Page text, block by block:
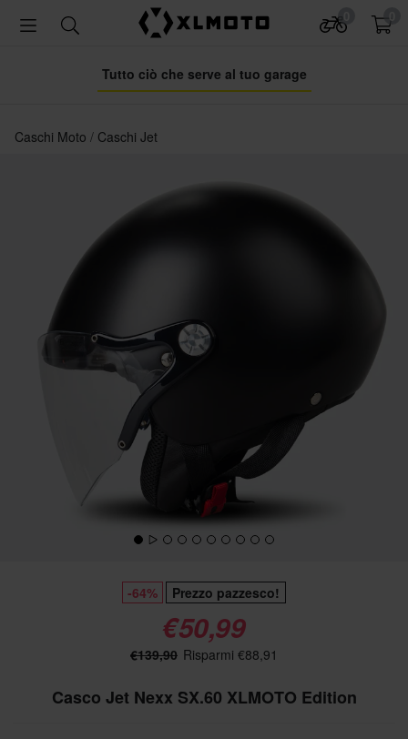
Tutto ciò che serve al tuo garage
Caschi Moto Caschi Jet
-64% Prezzo pazzesco!
€50,99
€139,90 Risparmi €88,91
Casco Jet Nexx SX.60 XLMOTO Edition